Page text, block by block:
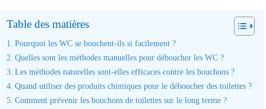
Table des matières
Pourquoi les WC se bouchent-ils si facilement ?
Quelles sont les méthodes manuelles pour déboucher les WC ?
Les méthodes naturelles sont-elles efficaces contre les bouchons ?
Quand utiliser des produits chimiques pour le déboucher des toilettes ?
Comment prévenir les bouchons de toilettes sur le long terme ?